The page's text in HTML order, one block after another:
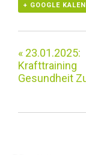
+ GOOGLE
« 23.01.2025:
Krafttraining
Gesundheit